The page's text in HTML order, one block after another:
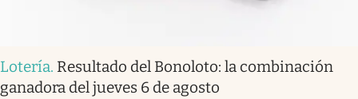
Lotería. Resultado del Bonoloto: la combinación
ganadora del jueves 6 de agosto